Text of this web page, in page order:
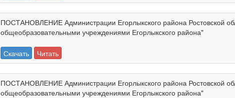
ПОСТАНОВЛЕНИЕ Администрации Егорлыкского района Ростовской
общеобразовательными учреждениями Егорлыкского района"
Скачать Читать
ПОСТАНОВЛЕНИЕ Администрации Егорлыкского района Ростовской
общеобразовательными учреждениями Егорлыкского района"